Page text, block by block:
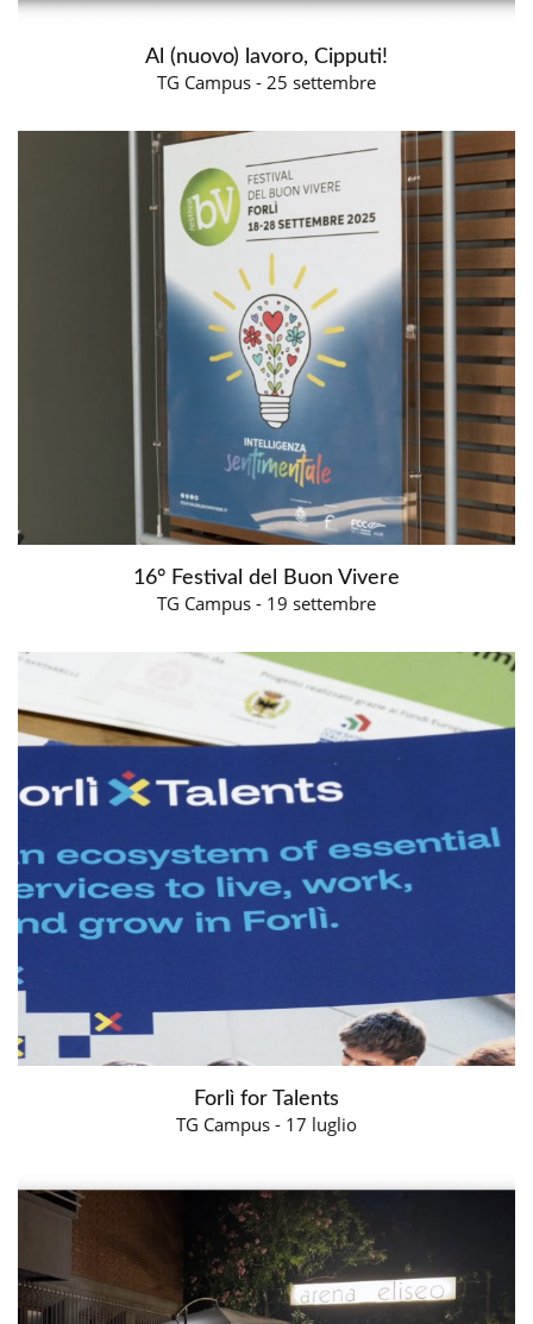
Al (nuovo) lavoro, Cipputi!
TG Campus - 25 settembre
16° Festival del Buon Vivere
TG Campus - 19 settembre
Forlì for Talents
TG Campus - 17 luglio